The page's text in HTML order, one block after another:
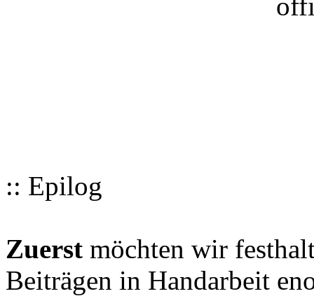
:: Epilog
Zuerst möchten wir
Beiträgen in Handarbeit